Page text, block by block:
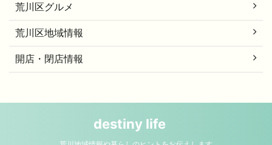
荒川区グルメ
荒川区地域情報
開店・閉店情報
destiny life